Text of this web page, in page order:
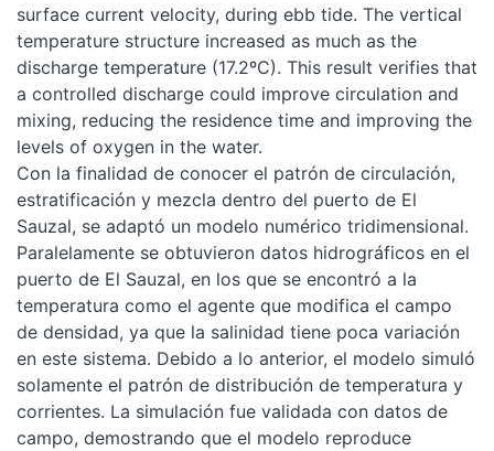
surface current velocity, during ebb tide. The vertical
temperature structure increased as much as the
discharge temperature (17.2ºC). This result verifies that
a controlled discharge could improve circulation and
mixing, reducing the residence time and improving the
levels of oxygen in the water.
Con la finalidad de conocer el patrón de circulación,
estratificación y mezcla dentro del puerto de El
Sauzal, se adaptó un modelo numérico tridimensional.
Paralelamente se obtuvieron datos hidrográficos en el
puerto de El Sauzal, en los que se encontró a la
temperatura como el agente que modifica el campo
de densidad, ya que la salinidad tiene poca variación
en este sistema. Debido a lo anterior, el modelo simuló
solamente el patrón de distribución de temperatura y
corrientes. La simulación fue validada con datos de
campo, demostrando que el modelo reproduce